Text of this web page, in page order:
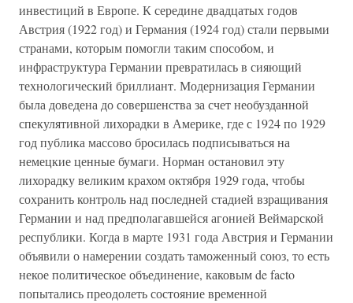
инвестиций в Европе. К середине двадцатых годов
Австрия (1922 год) и Германия (1924 год) стали первыми
странами, которым помогли таким способом, и
инфраструктура Германии превратилась в сияющий
технологический бриллиант. Модернизация Германии
была доведена до совершенства за счет необузданной
спекулятивной лихорадки в Америке, где с 1924 по 1929
год публика массово бросилась подписываться на
немецкие ценные бумаги. Норман остановил эту
лихорадку великим крахом октября 1929 года, чтобы
сохранить контроль над последней стадией взращивания
Германии и над предполагавшейся агонией Веймарской
республики. Когда в марте 1931 года Австрия и Германии
объявили о намерении создать таможенный союз, то есть
некое политическое объединение, каковым de facto
попытались преодолеть состояние временной